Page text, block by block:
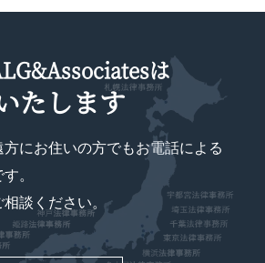
は
たします
方にお住いの方でもお電話による
。
相談ください。